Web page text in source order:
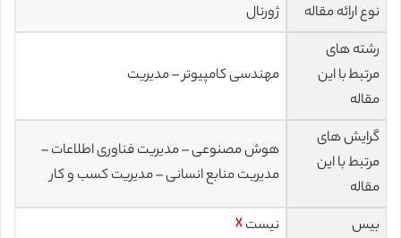
نوع ارائه مقاله
ژورنال
رشته های
مرتبط با این
مقاله
مهندسی کامپیوتر – مدیریت
گرایش های
مرتبط با این
مقاله
هوش مصنوعی – مدیریت فناوری اطلاعات –
مدیریت منابع انسانی – مدیریت کسب و کار
بیس نیست☓